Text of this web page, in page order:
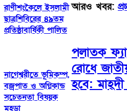
রাণীশংকৈলে ইসলামী
ছাত্রশিবিরের ৪৯তম
প্রতিষ্ঠাবার্ষিকী পালিত
নাগেশ্বরীতে ভূমিকম্প,
বজ্রপাত ও অগ্নিকান্ড
সচেতনতা বিষয়ক
মহড়া
আরও খবর:
পলাতক
রোধে
হবে: